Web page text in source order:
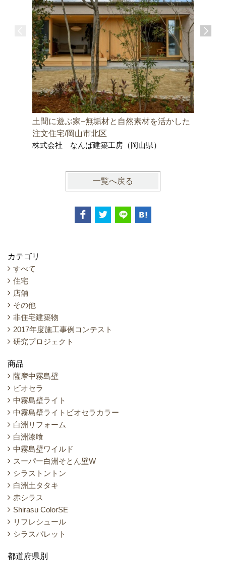
土間に遊ぶ家−無垢材と自然素材を活かした
注文住宅/岡山市北区
株式会社 なんば建築工房（岡山県）
一覧へ戻る
カテゴリ
すべて
住宅
店舗
その他
非住宅建築物
2017年度施工事例コンテスト
研究プロジェクト
商品
薩摩中霧島壁
ビオセラ
中霧島壁ライト
中霧島壁ライトビオセラカラー
白洲リフォーム
白洲漆喰
中霧島壁ワイルド
スーパー白洲そとん壁W
シラストントン
白洲土タタキ
赤シラス
Shirasu ColorSE
リフレシュール
シラスパレット
都道府県別